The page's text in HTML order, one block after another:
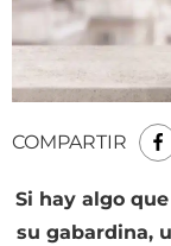
COMPARTIR
Si hay algo
su gabardina,